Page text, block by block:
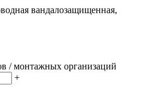
вандалозащищенная,
/ монтажных организаций
+